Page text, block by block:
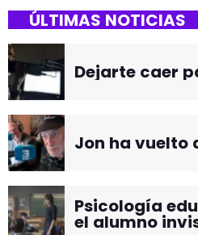
ÚLTIMAS NOTICIAS
Dejarte caer
Jon ha vuelto
Psicología
el alumno